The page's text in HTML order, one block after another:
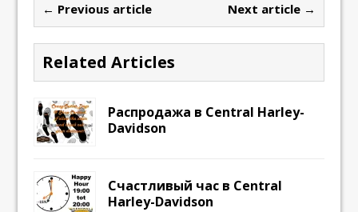
← Previous article Next article →
Related Articles
Распродажа в Central Harley-
Davidson
Счастливый час в Central
Harley-Davidson